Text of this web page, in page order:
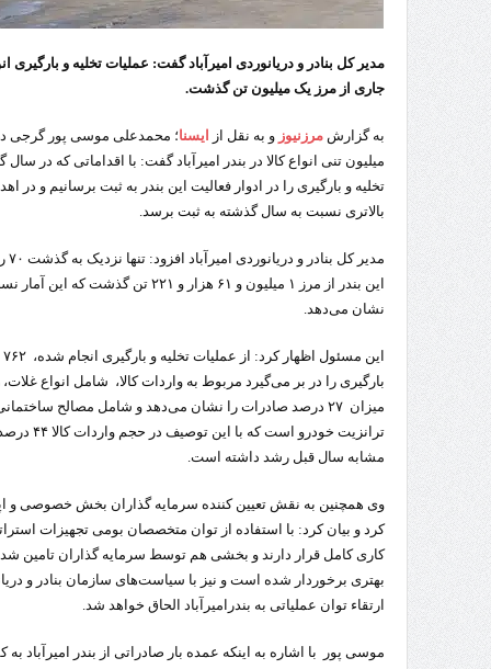
جاری از مرز یک میلیون تن گذشت.
به گزارشمرزنیوز و به نقل از ایسنا؛ محمدعلی موسی پور گرجی
میلیون تنی انواع کالا در بندر امیرآباد گفت: با اقداماتی که در
تخلیه و بارگیری را در ادوار فعالیت این بندر به ثبت برسانیم و
بالاتری نسبت به سال گذشته به ثبت برسد.
نشان می‌دهد.
میزان ۲۷ درصد صادرات را نشان می‌دهد و شامل مصالح
مشابه سال قبل رشد داشته است.
وی همچنین به نقش تعیین کننده سرمایه گذاران بخش خصوصی و
کرد و بیان کرد: با استفاده از توان متخصصان بومی تجهیزات
کاری کامل قرار دارند و بخشی هم توسط سرمایه گذاران تامین
بهتری برخوردار شده است و نیز با سیاست‌های سازمان بنادر و
ارتقاء توان عملیاتی به بندرامیرآباد الحاق خواهد شد.